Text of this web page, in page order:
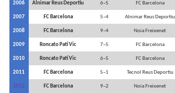
2006 Alnimar Reus Deportiu 6–5 FC Barcelona
2007 FC Barcelona 5–4 Alnimar Reus Deportiu
2008 FC Barcelona 9–4 Noia Freixenet
2009 Roncato Patí Vic 7–5 FC Barcelona
2010 Roncato Patí Vic 6–5 FC Barcelona
2011 FC Barcelona 5–1 Tecnol Reus Deportiu
2012 FC Barcelona 9–2 Noia Freixenet